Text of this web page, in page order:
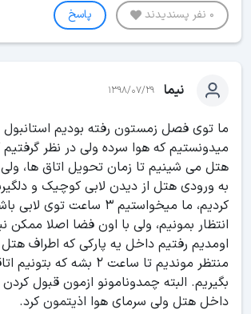
0 نفر پسندیدند پاسخ
نیما 1398/07/29
ما توی فصل زمستون رفته بودیم
میدونستیم که هوا سرده ولی در نظر
هتل می شینیم تا زمان تحویل اتاق ها،
به ورودی هتل از دیدن لابی کوچیک و
کردیم، ما میخواستیم 3 ساعت
انتظار بمونیم، ولی با اون فضا اصلا ممکن
اومدیم رفتیم داخل یه پارکی که اطراف هتل
منتظر موندیم تا ساعت 2 بشه
بگیریم. البته چمدونامونو ازمون قبول
داخل هتل ولی سرمای هوا اذیتمون کرد.